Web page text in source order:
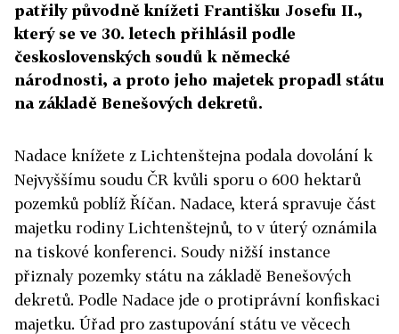
patřily původně knížeti Františku Josefu II.,
který se ve 30. letech přihlásil podle
československých soudů k německé
národnosti, a proto jeho majetek propadl státu
na základě Benešových dekretů.
Nadace knížete z Lichtenštejna podala dovolání k
Nejvyššímu soudu ČR kvůli sporu o 600 hektarů
pozemků poblíž Říčan. Nadace, která spravuje část
majetku rodiny Lichtenštejnů, to v úterý oznámila
na tiskové konferenci. Soudy nižší instance
přiznaly pozemky státu na základě Benešových
dekretů. Podle Nadace jde o protiprávní konfiskaci
majetku. Úřad pro zastupování státu ve věcech